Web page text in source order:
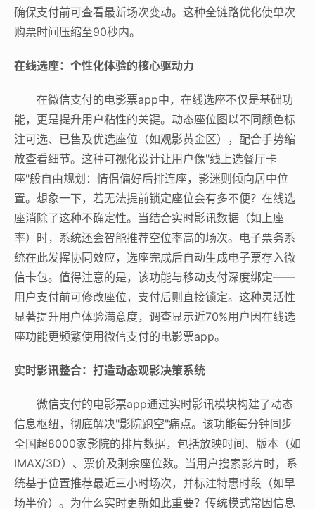
确保支付前可查看最新场次变动。这种全链路优化使单次
购票时间压缩至90秒内。
在线选座：个性化体验的核心驱动力
在微信支付的电影票app中，在线选座不仅是基础功
能，更是提升用户粘性的关键。动态座位图以不同颜色标
注可选、已售及优选座位（如观影黄金区），配合手势缩
放查看细节。这种可视化设计让用户像"线上选餐厅卡
座"般自由规划：情侣偏好后排连座，影迷则倾向居中位
置。想象一下，若无法提前锁定座位会有多不便？在线选
座消除了这种不确定性。当结合实时影讯数据（如上座
率）时，系统还会智能推荐空位率高的场次。电子票务系
统在此发挥协同效应，选座完成后自动生成电子票存入微
信卡包。值得注意的是，该功能与移动支付深度绑定——
用户支付前可修改座位，支付后则直接锁定。这种灵活性
显著提升用户体验满意度，调查显示近70%用户因在线选
座功能更频繁使用微信支付的电影票app。
实时影讯整合：打造动态观影决策系统
微信支付的电影票app通过实时影讯模块构建了动态
信息枢纽，彻底解决"影院跑空"痛点。该功能每分钟同步
全国超8000家影院的排片数据，包括放映时间、版本（如
IMAX/3D）、票价及剩余座位数。当用户搜索影片时，系
统基于位置推荐最近三小时场次，并标注特惠时段（如早
场半价）。为什么实时更新如此重要？传统模式常因信息